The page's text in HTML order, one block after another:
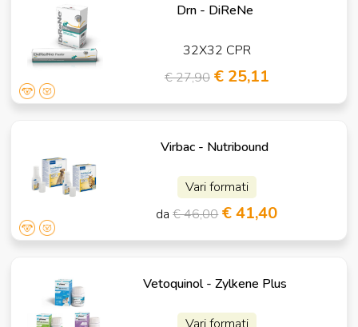
Drn - DiReNe
32X32 CPR
€ 27,90 € 25,11
Virbac - Nutribound
Vari formati
da€ 46,00 € 41,40
Vetoquinol - Zylkene Plus
Vari formati